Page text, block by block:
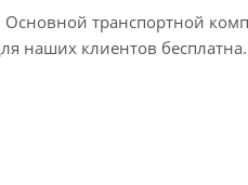
транспортной
наших клиентов